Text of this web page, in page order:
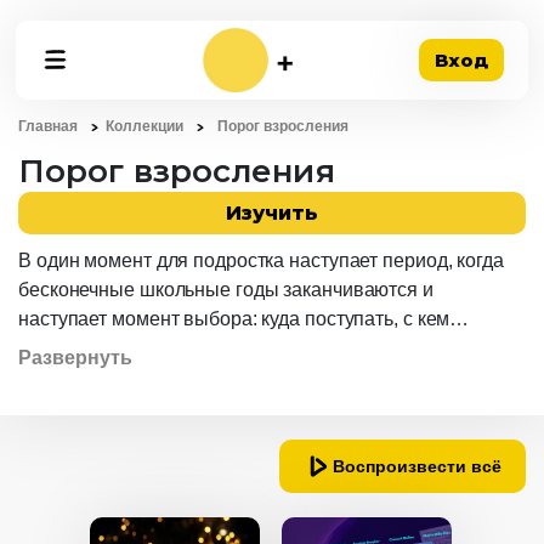
Вход
Главная Коллекции Порог взросления
Порог взросления
Изучить
В один момент для подростка наступает период, когда
бесконечные школьные годы заканчиваются и
наступает момент выбора: куда поступать, с кем
общаться, как самореализоваться и учиться быть
16 лет, а кто-то сталкивается с трудностями взрослой
жизни только в 18. Свой непростой путь преодоления
трудностей, выстраивания отношений со сверстниками
и родителями прошли юные герои фильмов и
Развернуть
Воспроизвести всё